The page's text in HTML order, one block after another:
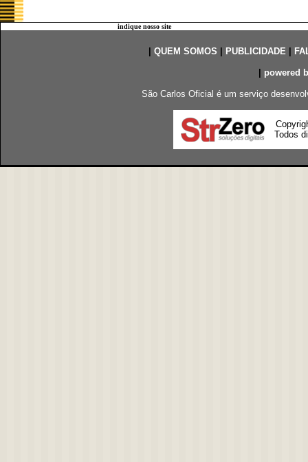
indique nosso site
QUEM SOMOS PUBLICIDADE|
powered
São Carlos Oficial é um serviço
Todos